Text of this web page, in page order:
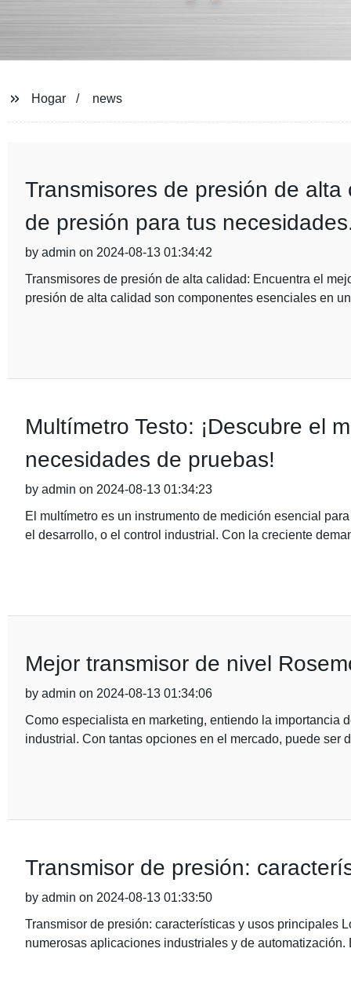
Hogar news
Transmisores de presión de
de presión para tus
by admin on 2024-08-13 01:34:42
Transmisores de presión de alta calidad: Encuentra el
presión de alta calidad son componentes esenciales en
Multímetro Testo: ¡Descubre el
necesidades de pruebas!
by admin on 2024-08-13 01:34:23
El multímetro es un instrumento de medición esencial
el desarrollo, o el control industrial. Con la creciente
Mejor transmisor de nivel
by admin on 2024-08-13 01:34:06
Como especialista en marketing, entiendo la importancia
industrial. Con tantas opciones en el mercado, puede ser
Transmisor de presión:
by admin on 2024-08-13 01:33:50
Transmisor de presión: características y usos principales
numerosas aplicaciones industriales y de automatización.